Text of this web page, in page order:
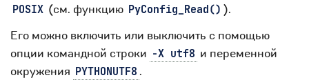
POSIX (см. функцию PyConfig_Read() ).
Его можно включить или выключить с помощью
опции командной строки -X utf8 и переменной
окружения PYTHONUTF8 .